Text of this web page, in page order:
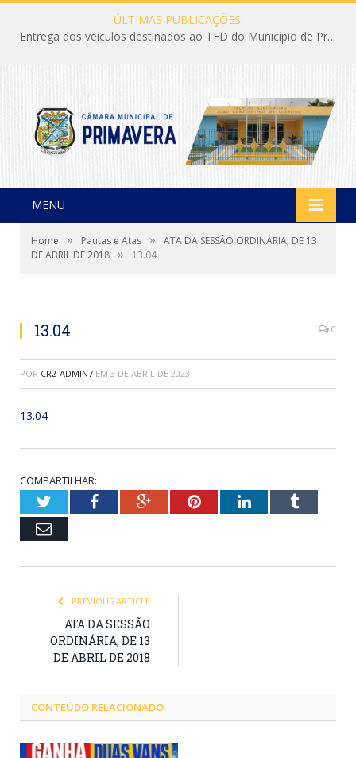
ÚLTIMAS PUBLICAÇÕES:
Entrega dos veículos destinados ao TFD do Município de Primavera
MENU
Home » Pautas e Atas »
ATA DA SESSÃO ORDINÁRIA, DE 13
DE ABRIL DE 2018 » 13.04
13.04 0
POR CR2-ADMIN7 EM 3 DE ABRIL DE 2023
13.04
COMPARTILHAR:
TwitterFacebookGoogle+PinterestLinkedInTumblr
Email
PREVIOUS ARTICLE
ATA DA SESSÃO
ORDINÁRIA, DE 13
DE ABRIL DE 2018
CONTEÚDO RELACIONADO